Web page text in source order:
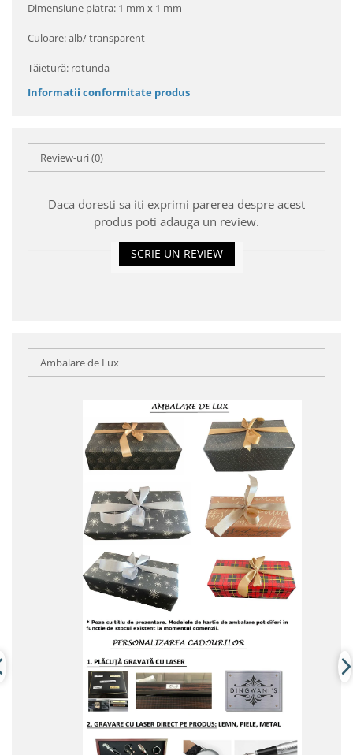
Dimensiune piatra: 1 mm x 1 mm
Culoare: alb/ transparent
Tăietură: rotunda
Informatii conformitate produs
Review-uri(0)
Daca doresti sa iti exprimi parerea despre acest
produs poti adauga un review.
SCRIE UN REVIEW
Ambalare de Lux